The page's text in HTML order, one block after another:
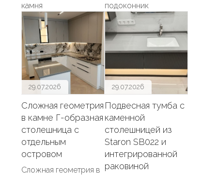
камня
подоконник
29.07.2026
Сложная геометрия
в камне Г-образная
столешница с
отдельным
островом
Сложная геометрия в
29.07.2026
Подвесная тумба с
каменной
столешницей из
Staron SB022 и
интегрированной
раковиной